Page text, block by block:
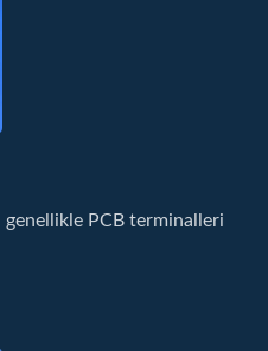
genellikle PCB terminalleri